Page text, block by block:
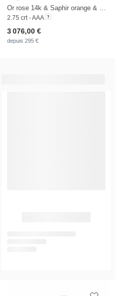
2.75 crt - AAA
3 076,00 €
depuis 295 €